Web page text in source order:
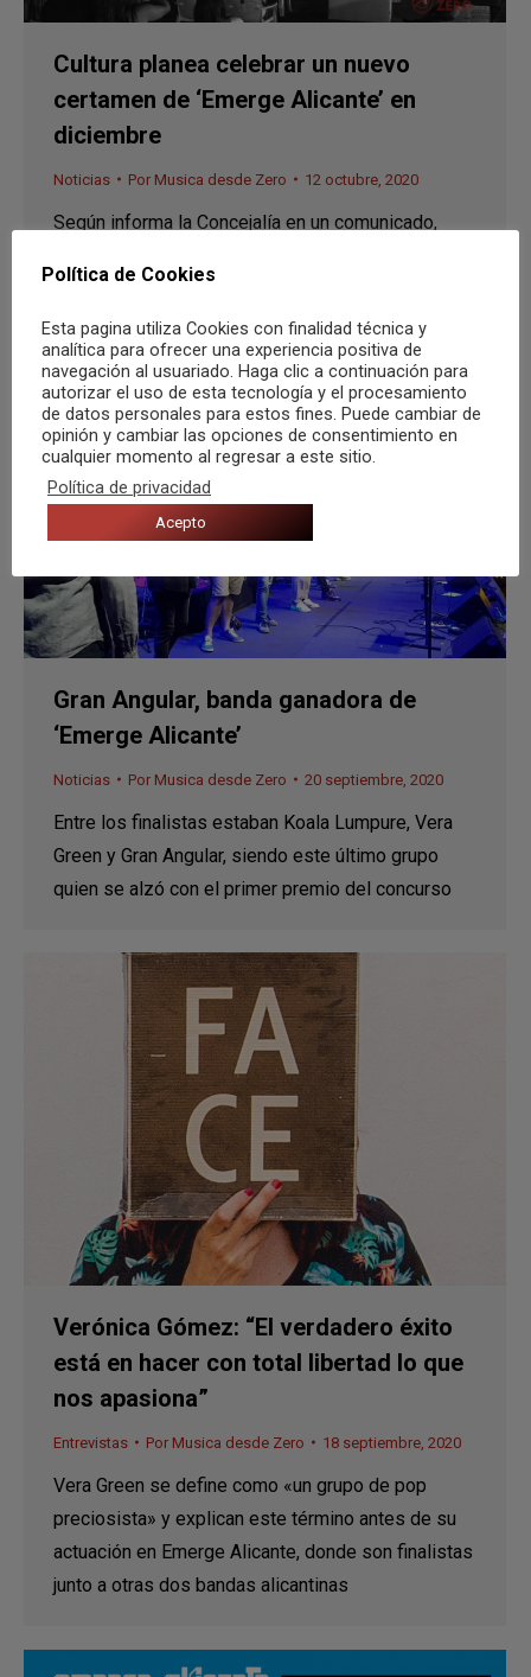
Cultura planea celebrar un nuevo
certamen de ‘Emerge Alicante’ en
diciembre
Noticias Por Musica desde Zero 12 octubre, 2020
Según informa la Concejalía en un comunicado,
esta nueva edición y «versionarán cada uno en su
estilo un villancico”
Gran Angular, banda ganadora de
‘Emerge Alicante’
Noticias Por Musica desde Zero 20 septiembre, 2020
Entre los finalistas estaban Koala Lumpure, Vera
Green y Gran Angular, siendo este último grupo
quien se alzó con el primer premio del concurso
Verónica Gómez: “El verdadero éxito
está en hacer con total libertad lo que
nos apasiona”
Entrevistas Por Musica desde Zero 18 septiembre, 2020
Vera Green se define como «un grupo de pop
preciosista» y explican este término antes de su
actuación en Emerge Alicante, donde son finalistas
junto a otras dos bandas alicantinas
Política de Cookies
Esta pagina utiliza Cookies con finalidad técnica y
analítica para ofrecer una experiencia positiva de
navegación al usuariado. Haga clic a continuación para
autorizar el uso de esta tecnología y el procesamiento
de datos personales para estos fines. Puede cambiar de
opinión y cambiar las opciones de consentimiento en
cualquier momento al regresar a este sitio.
Política de privacidad
Acepto